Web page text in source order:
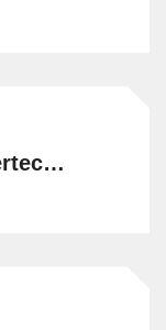
Perma-Trade Wassertechnik AG